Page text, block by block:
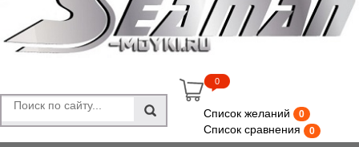
Cart
0
Список желаний 0
Список сравнения 0